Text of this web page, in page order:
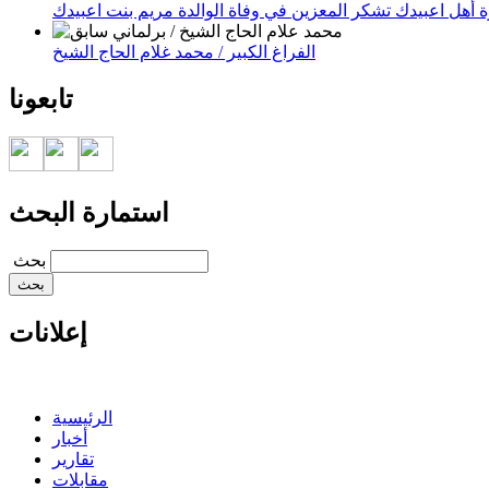
أهل اعبيدك تشكر المعزين في وفاة الوالدة مريم بنت اعبيدك
الفراغ الكبير / محمد غلام الحاج الشيخ
تابعونا
استمارة البحث
‏بحث ‏
إعلانات
الرئيسية
أخبار
تقارير
مقابلات